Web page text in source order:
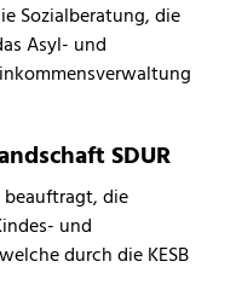
Sozialberatung, die
Asyl- und
SDUR
die
und
durch die KESB